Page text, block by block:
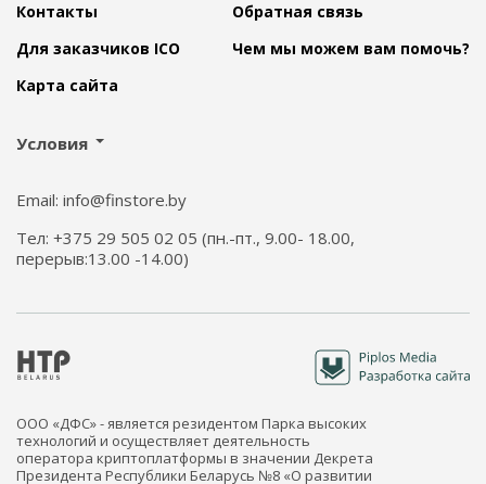
Контакты
Обратная связь
Для заказчиков ICO
Чем мы можем вам помочь?
Карта сайта
Условия
Email: info@finstore.by
Тел: +375 29 505 02 05 (пн.-пт., 9.00- 18.00,
перерыв:13.00 -14.00)
ООО «ДФС» - является резидентом Парка высоких
технологий и осуществляет деятельность
оператора криптоплатформы в значении Декрета
Президента Республики Беларусь №8 «О развитии